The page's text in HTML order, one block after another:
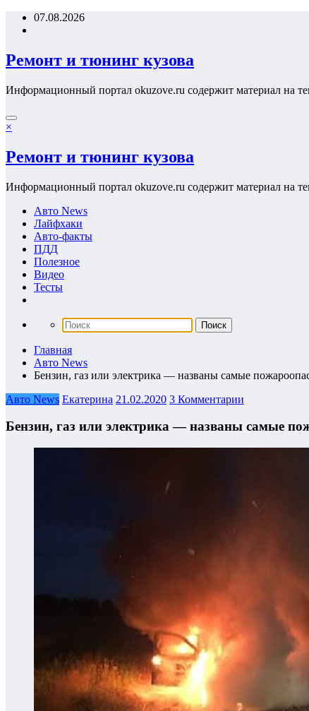
Перейти07.08.2026
Ремонт и тюнинг кузова
Информационный портал okuzove.ru содержит материал на
×
Ремонт и тюнинг кузова
Информационный портал okuzove.ru содержит материал на
Авто News
Лайфхаки
Авто-факты
ПДД
Полезное
Видео
Тесты
Главная
Авто News
Бензин, газ или электрика — названы самые
Авто News Екатерина 21.02.2020 3 Комментарии
Бензин, газ или электрика — названы самые